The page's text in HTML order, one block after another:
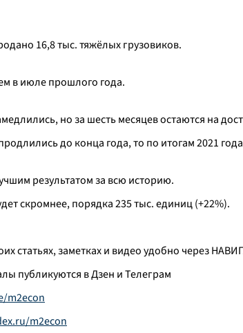
16,8 тыс. тяжёлых грузовиков.
в июле прошлого года.
но за шесть месяцев остаются на
до конца года, то по итогам 2021
результатом за всю историю.
скромнее, порядка 235 тыс. единиц (+22%).
статьях, заметках и видео удобно через
публикуются в Дзен и Телеграм
m2econ
m2econ